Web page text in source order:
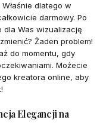
dlatego w
darmowy. Po
dla Was wizualizację
Żaden problem!
do momentu, gdy
Możecie
kreatora online, aby
Elegancji na